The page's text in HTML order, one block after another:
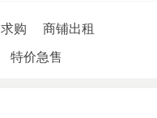
求购
商铺出租
特价急售